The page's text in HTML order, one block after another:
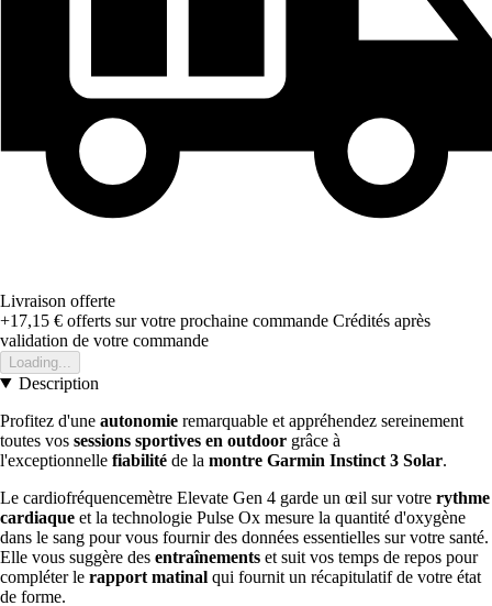
Livraison offerte
+17,15 € offerts sur votre prochaine commande Crédités après
validation de votre commande
Loading...
Description
Profitez d'une autonomie remarquable et appréhendez sereinement
toutes vos sessions sportives en outdoor grâce à
l'exceptionnelle fiabilité de la montre Garmin Instinct 3 Solar.
Le cardiofréquencemètre Elevate Gen 4 garde un œil sur votre rythme
cardiaque et la technologie Pulse Ox mesure la quantité d'oxygène
dans le sang pour vous fournir des données essentielles sur votre santé.
Elle vous suggère des entraînements et suit vos temps de repos pour
compléter le rapport matinal qui fournit un récapitulatif de votre état
de forme.